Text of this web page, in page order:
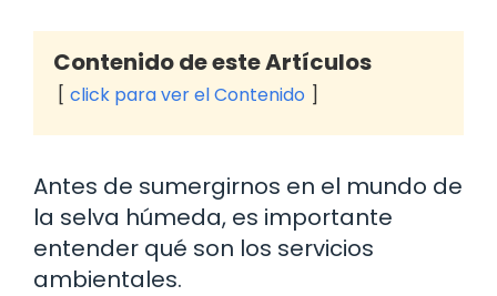
Contenido de este Artículos
click para ver el Contenido
Antes de sumergirnos en el mundo de
la selva húmeda, es importante
entender qué son los servicios
ambientales.